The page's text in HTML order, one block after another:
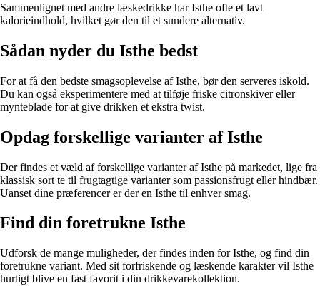
Sammenlignet med andre læskedrikke har Isthe ofte et lavt
kalorieindhold, hvilket gør den til et sundere alternativ.
Sådan nyder du Isthe bedst
For at få den bedste smagsoplevelse af Isthe, bør den serveres iskold.
Du kan også eksperimentere med at tilføje friske citronskiver eller
mynteblade for at give drikken et ekstra twist.
Opdag forskellige varianter af Isthe
Der findes et væld af forskellige varianter af Isthe på markedet, lige fra
klassisk sort te til frugtagtige varianter som passionsfrugt eller hindbær.
Uanset dine præferencer er der en Isthe til enhver smag.
Find din foretrukne Isthe
Udforsk de mange muligheder, der findes inden for Isthe, og find din
foretrukne variant. Med sit forfriskende og læskende karakter vil Isthe
hurtigt blive en fast favorit i din drikkevarekollektion.